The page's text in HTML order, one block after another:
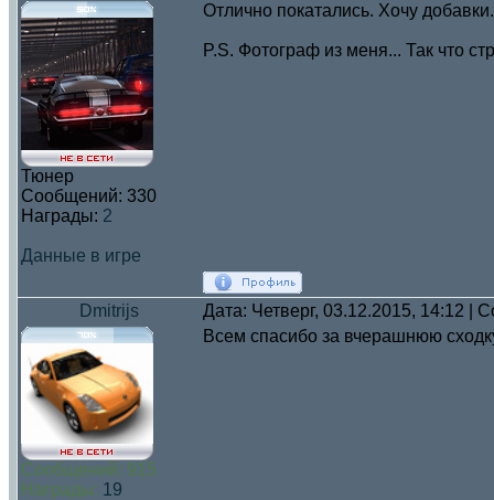
Тюнер
Сообщений: 330
Награды: 2
Данные в игре
Отлично покатались. Хочу добавки.
P.S. Фотограф из меня... Так что
Dmitrijs Дата: Четверг, 03.12.2015, 14:12 |
Сообщений: 915
Награды: 19
Всем спасибо за вчерашнюю